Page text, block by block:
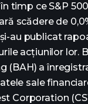
timp ce S&P
scădere de
au publicat
acțiunilor lor.
(BAH) a
sale
Corporation